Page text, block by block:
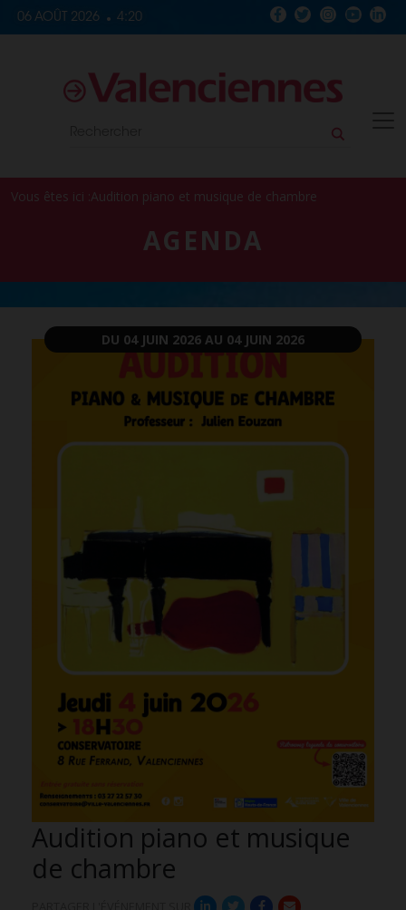
Skip to content
06 AOÛT 2026 4:20
Vous êtes ici :Audition piano et musique de chambre
AGENDA
DU 04 JUIN 2026 AU 04 JUIN 2026
Audition piano et musique
de chambre